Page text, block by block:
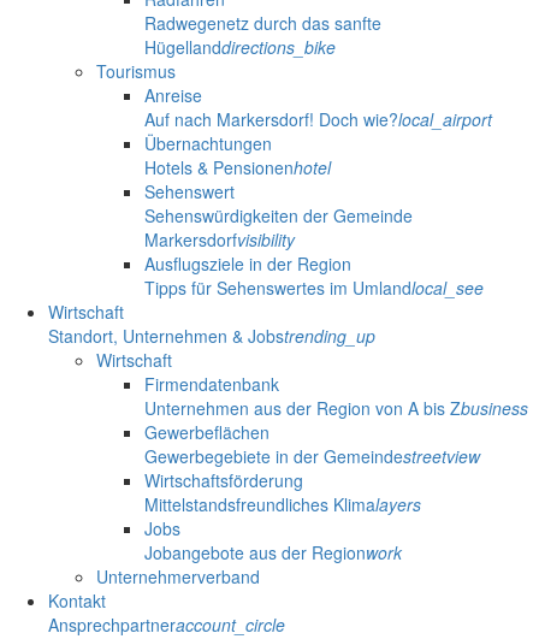
Radwegenetz durch das sanfte
Hügellanddirections_bike
Tourismus
Anreise
Auf nach Markersdorf! Doch wie?local_airport
Übernachtungen
Hotels & Pensionenhotel
Sehenswert
Sehenswürdigkeiten der Gemeinde
Markersdorfvisibility
Ausflugsziele in der Region
Tipps für Sehenswertes im Umlandlocal_see
Wirtschaft
Standort, Unternehmen & Jobstrending_up
Wirtschaft
Firmendatenbank
Unternehmen aus der Region von A bis Zbusiness
Gewerbeflächen
Gewerbegebiete in der Gemeindestreetview
Wirtschaftsförderung
Mittelstandsfreundliches Klimalayers
Jobs
Jobangebote aus der Regionwork
Unternehmerverband
Kontakt
Ansprechpartneraccount_circle